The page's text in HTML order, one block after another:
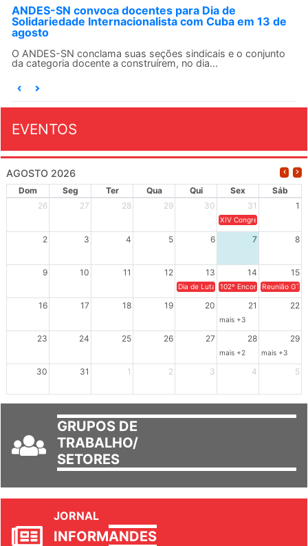
ANDES-SN convoca docentes para Dia de
Solidariedade Internacionalista com Cuba em 13 de
agosto
O ANDES-SN conclama suas seções sindicais e o conjunto
da categoria docente a construírem, no dia...
EVENTOS
AGOSTO 2026
Dom Seg Ter Qua Qui Sex
Sáb
26
27 28 29 30 31 1
XIV Congresso Brasileiro
2 3 4 5 6 7 8
9 10 11 12 13 14 15
Dia de Luta em Defesa de Cuba e da
102º Encontro da
Reunião
16 17 18 19 20 21 22
mais +3
23 24 25 26 27 28 29
mais +2 mais +3
30 31 1 2 3 4 5
GRUPOS DE
TRABALHO/
SETORES
JORNAL
INFORMANDES